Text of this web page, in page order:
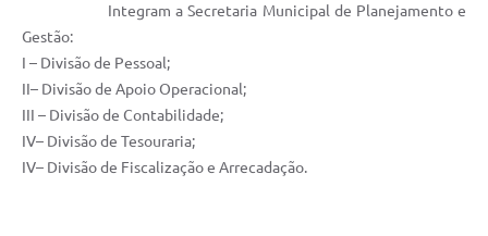
Integram a Secretaria Municipal de Planejamento e
Gestão:
I – Divisão de Pessoal;
II– Divisão de Apoio Operacional;
III – Divisão de Contabilidade;
IV– Divisão de Tesouraria;
IV– Divisão de Fiscalização e Arrecadação.